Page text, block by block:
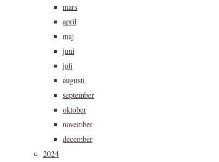
mars
april
maj
juni
juli
augusti
september
oktober
november
december
2024